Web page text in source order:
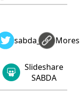
sabda_ylsaMores
Slideshare
SABDA